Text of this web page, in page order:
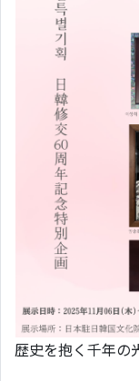
歴史を抱く千年の